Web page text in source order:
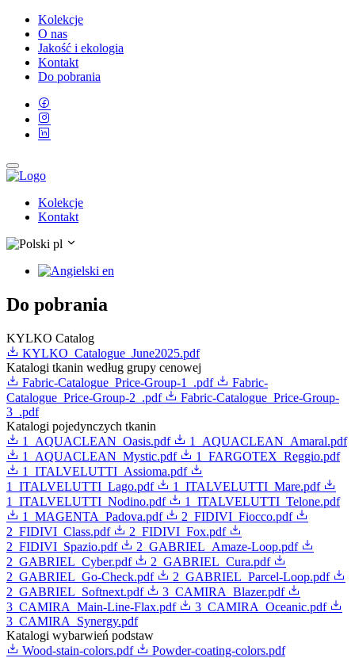
Kolekcje
O nas
Jakość i ekologia
Kontakt
Do pobrania
Kolekcje
Kontakt
pl
en
Do pobrania
KYLKO Catalog
KYLKO_Catalogue_June2025.pdf
Katalogi tkanin według grupy cenowej
Fabric-Catalogue_Price-Group-1_.pdf
Fabric-
Catalogue_Price-Group-2_.pdf
Fabric-Catalogue_Price-Group-
3_.pdf
Katalogi pojedynczych tkanin
1_AQUACLEAN_Oasis.pdf
1_AQUACLEAN_Amaral.pdf
1_AQUACLEAN_Mystic.pdf
1_FARGOTEX_Reggio.pdf
1_ITALVELUTTI_Assioma.pdf
1_ITALVELUTTI_Lago.pdf
1_ITALVELUTTI_Mare.pdf
1_ITALVELUTTI_Nodino.pdf
1_ITALVELUTTI_Telone.pdf
1_MAGENTA_Padova.pdf
2_FIDIVI_Fiocco.pdf
2_FIDIVI_Class.pdf
2_FIDIVI_Fox.pdf
2_FIDIVI_Spazio.pdf
2_GABRIEL_Amaze-Loop.pdf
2_GABRIEL_Cyber.pdf
2_GABRIEL_Cura.pdf
2_GABRIEL_Go-Check.pdf
2_GABRIEL_Parcel-Loop.pdf
2_GABRIEL_Softnext.pdf
3_CAMIRA_Blazer.pdf
3_CAMIRA_Main-Line-Flax.pdf
3_CAMIRA_Oceanic.pdf
3_CAMIRA_Synergy.pdf
Katalogi wybarwień podstaw
Wood-stain-colors.pdf
Powder-coating-colors.pdf